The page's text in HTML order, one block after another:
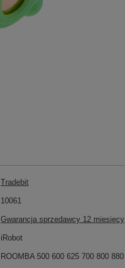
Tradebit
10061
Gwarancja sprzedawcy 12 miesięcy
iRobot
ROOMBA 500 600 625 700 800